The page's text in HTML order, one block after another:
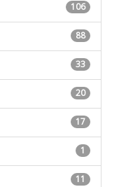
106
88
33
20
17
1
11